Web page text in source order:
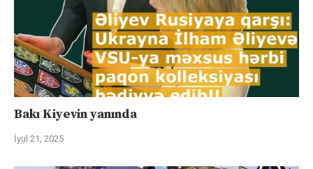
Bakı Kiyevin yanında
İyul 21, 2025